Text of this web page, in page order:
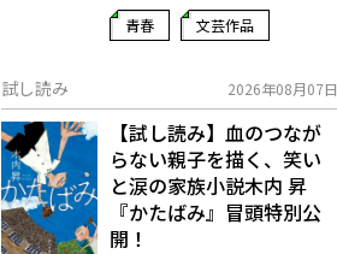
青春 文芸作品
試し読み 2026年08月07日
【試し読み】血のつなが
らない親子を描く、笑い
と涙の家族小説――木内 昇
『かたばみ』冒頭特別公
開！